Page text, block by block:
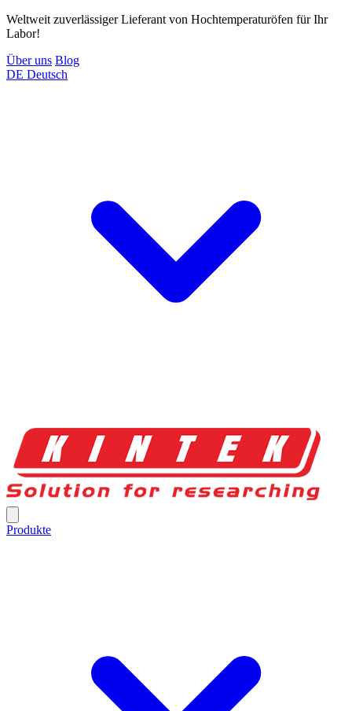
Weltweit zuverlässiger Lieferant von Hochtemperaturöfen für Ihr
Labor!
Über uns Blog
DE Deutsch
Produkte